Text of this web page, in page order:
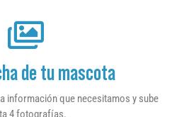
de tu mascota
información que necesitamos y sube
4 fotografías.